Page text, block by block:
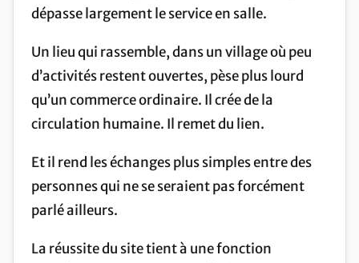
dépasse largement le service en salle.
Un lieu qui rassemble, dans un village où peu
d’activités restent ouvertes, pèse plus lourd
qu’un commerce ordinaire. Il crée de la
circulation humaine. Il remet du lien.
Et il rend les échanges plus simples entre des
personnes qui ne se seraient pas forcément
parlé ailleurs.
La réussite du site tient à une fonction